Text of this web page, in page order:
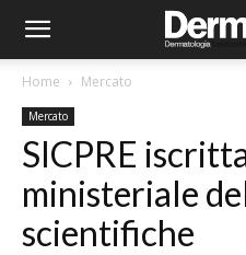
Home Mercato
Mercato
SICPRE
ministeriale
scientifiche